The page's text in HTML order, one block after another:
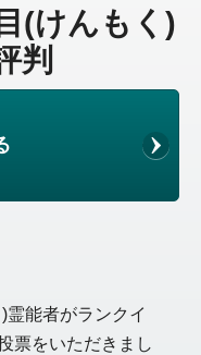
(けんもく)
判
能者がランクイ
票をいただきまし